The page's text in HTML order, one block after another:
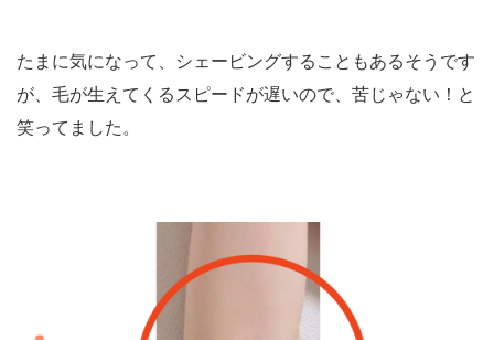
たまに気になって、シェービングすることもあるそうです
が、毛が生えてくるスピードが遅いので、苦じゃない！と
笑ってました。